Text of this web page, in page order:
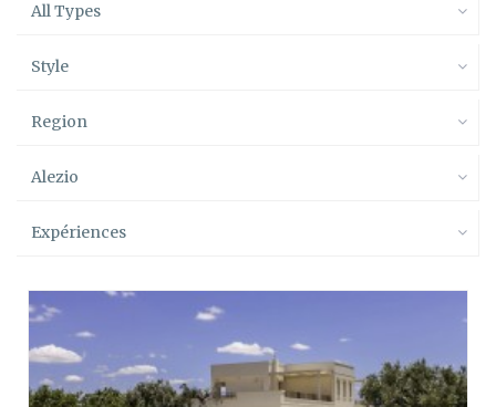
All Types
Style
Region
Alezio
Expériences